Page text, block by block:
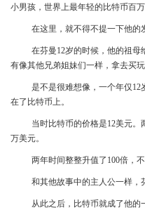
小男孩，世界上最年轻的比特币百万
在这里，就不得不提一下他的
在芬曼12岁的时候，他的祖母
有像其他兄弟姐妹们一样，拿去买
是不是很难想像，一个年仅
在了比特币上。
当时比特币的价格是12美元。
万美元。
两年时间整整升值了100倍，
和其他故事中的主人公一样，
从此之后，比特币就成了他的